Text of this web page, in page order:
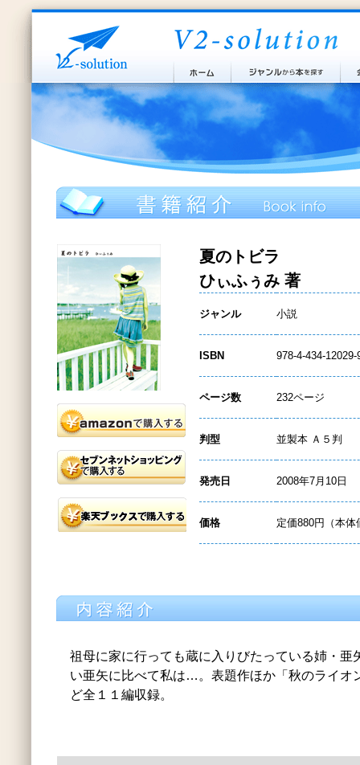
夏のトビラ
ひぃふぅみ 著
ジャンル 小説
ISBN 978-4-434-12029-
ページ数 232ページ
判型 並製本 Ａ５判
発売日 2008年7月10日
価格 定価880円（本体
祖母に家に行っても蔵に入りびたっている姉・亜
い亜矢に比べて私は…。表題作ほか「秋のライオ
ど全１１編収録。